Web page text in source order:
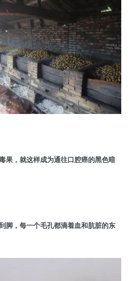
果，就这样成为通往口腔癌的黑色暗
脚，每一个毛孔都滴着血和肮脏的东